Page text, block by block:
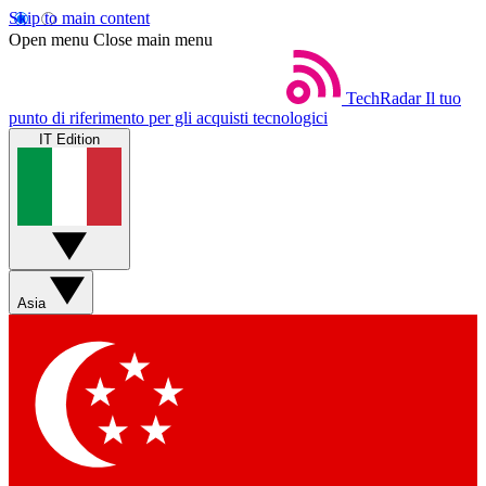
Skip to main content
Open menu Close main menu
TechRadar Il tuo
punto di riferimento per gli acquisti tecnologici
IT Edition
Asia